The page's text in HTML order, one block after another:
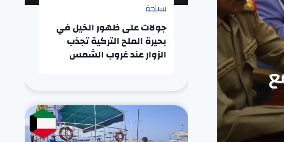
سياحة
جولات على ظهور الخيل في
بحيرة الملح التركية تجذب
الزوار عند غروب الشمس